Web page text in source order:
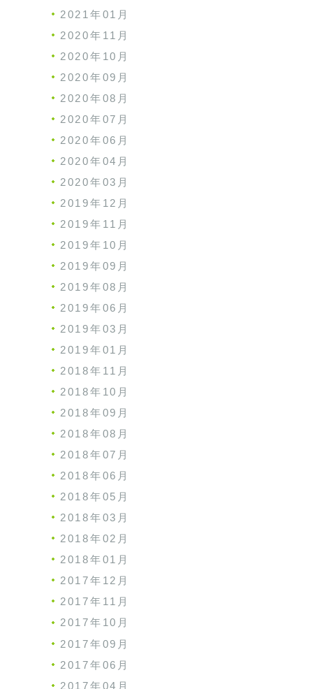
2021年01月
2020年11月
2020年10月
2020年09月
2020年08月
2020年07月
2020年06月
2020年04月
2020年03月
2019年12月
2019年11月
2019年10月
2019年09月
2019年08月
2019年06月
2019年03月
2019年01月
2018年11月
2018年10月
2018年09月
2018年08月
2018年07月
2018年06月
2018年05月
2018年03月
2018年02月
2018年01月
2017年12月
2017年11月
2017年10月
2017年09月
2017年06月
2017年04月